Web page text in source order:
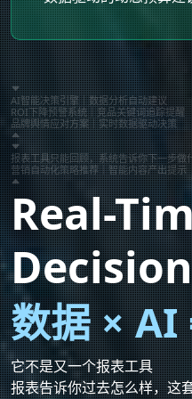
AI智能决策引擎｜数据分析自动建议
ROI下降预警系统｜竞品关键词追踪提醒
品牌舆情应对方案｜实时数据驱动决策
报表工具只能回顾，系统告诉你下一步做
营销自动化策略推荐｜智能内容产出提示
Real-
数据 × AI
它不是又一个报表工具
报表告诉你过去怎么样，这